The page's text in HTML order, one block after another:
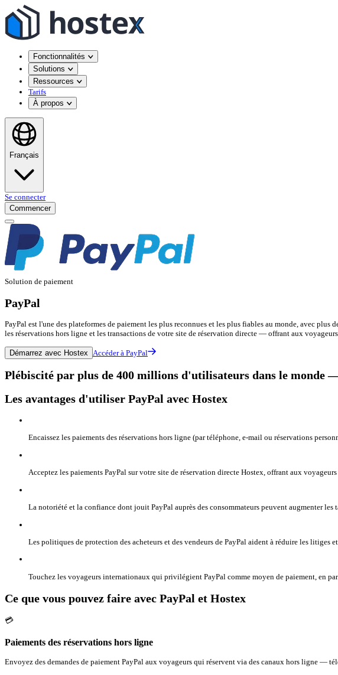
Fonctionnalités
Solutions
Ressources
Tarifs
À propos
Français
Se connecter
Commencer
Solution de paiement
PayPal
PayPal est l'une des plateformes de paiement les plus reconnues et les plus fiables au monde, avec
les réservations hors ligne et les transactions de votre site de réservation directe — offrant aux
Démarrez avec Hostex Accéder à PayPal
Plébiscité par plus de 400 millions d'utilisateurs dans le monde
Les avantages d'utiliser PayPal avec Hostex
Encaissez les paiements des réservations hors ligne (par téléphone, e-mail ou réservations
Acceptez les paiements PayPal sur votre site de réservation directe Hostex, offrant aux
La notoriété et la confiance dont jouit PayPal auprès des consommateurs peuvent augmenter
Les politiques de protection des acheteurs et des vendeurs de PayPal aident à réduire les litiges
Touchez les voyageurs internationaux qui privilégient PayPal comme moyen de paiement, en
Ce que vous pouvez faire avec PayPal et Hostex
💳
Paiements des réservations hors ligne
Envoyez des demandes de paiement PayPal aux voyageurs qui réservent via des canaux hors ligne —